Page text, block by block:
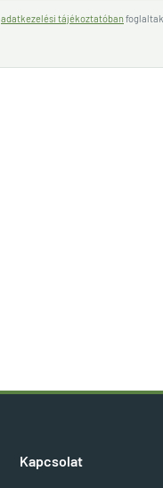
adatkezelési tájékoztatóban
Kapcsolat